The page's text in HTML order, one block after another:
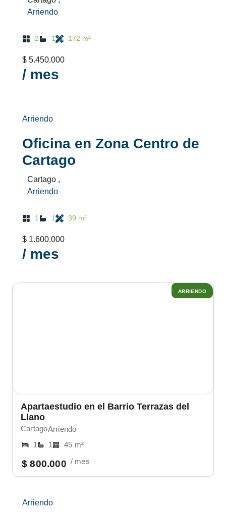
Arriendo
2 1 172 m²
$ 5.450.000
/ mes
Arriendo
Oficina en Zona Centro de
Cartago
Cartago ,
Arriendo
1 1 39 m²
$ 1.600.000
/ mes
ARRIENDO
Apartaestudio en el Barrio Terrazas del
Llano
Cartago ,Arriendo
1
1 45 m²
$ 800.000 / mes
Arriendo